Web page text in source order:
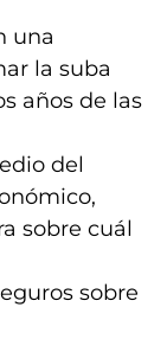
una
la suba
años de las
del
sobre cuál
sobre